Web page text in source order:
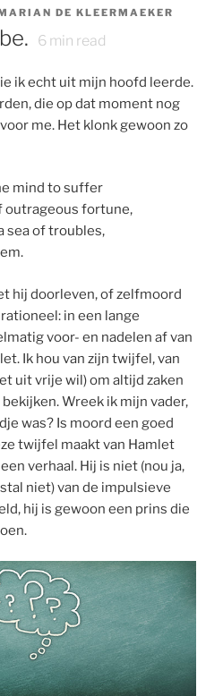
DE KLEERMAEKER
6 min read
ik echt uit mijn hoofd leerde.
die op dat moment nog
me. Het klonk gewoon zo
mind to suffer
outrageous fortune,
sea of troubles,
hij doorleven, of zelfmoord
in een lange
voor- en nadelen af van
Ik hou van zijn twijfel, van
uit vrije wil) om altijd zaken
Wreek ik mijn vader,
was? Is moord een goed
twijfel maakt van Hamlet
verhaal. Hij is niet (nou ja,
niet) van de impulsieve
hij is gewoon een prins die